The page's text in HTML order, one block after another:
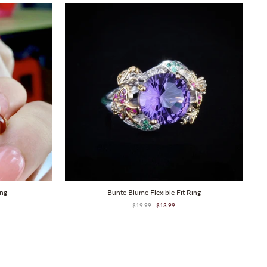
Verkauf
Bunte Blume Flexible Fit Ring
Regulärer
$19.99 Verkaufspreis
$13.99